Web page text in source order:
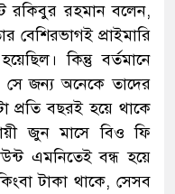
রকিবুর রহমান বলেন,
বেশিরভাগই প্রাইমারি
কিন্তু বর্তমানে
সে জন্য অনেকে তাদের
প্রতি বছরই হয়ে থাকে
জুন মাসে বিও ফি
এমনিতেই বন্ধ হয়ে
টাকা থাকে, সেসব